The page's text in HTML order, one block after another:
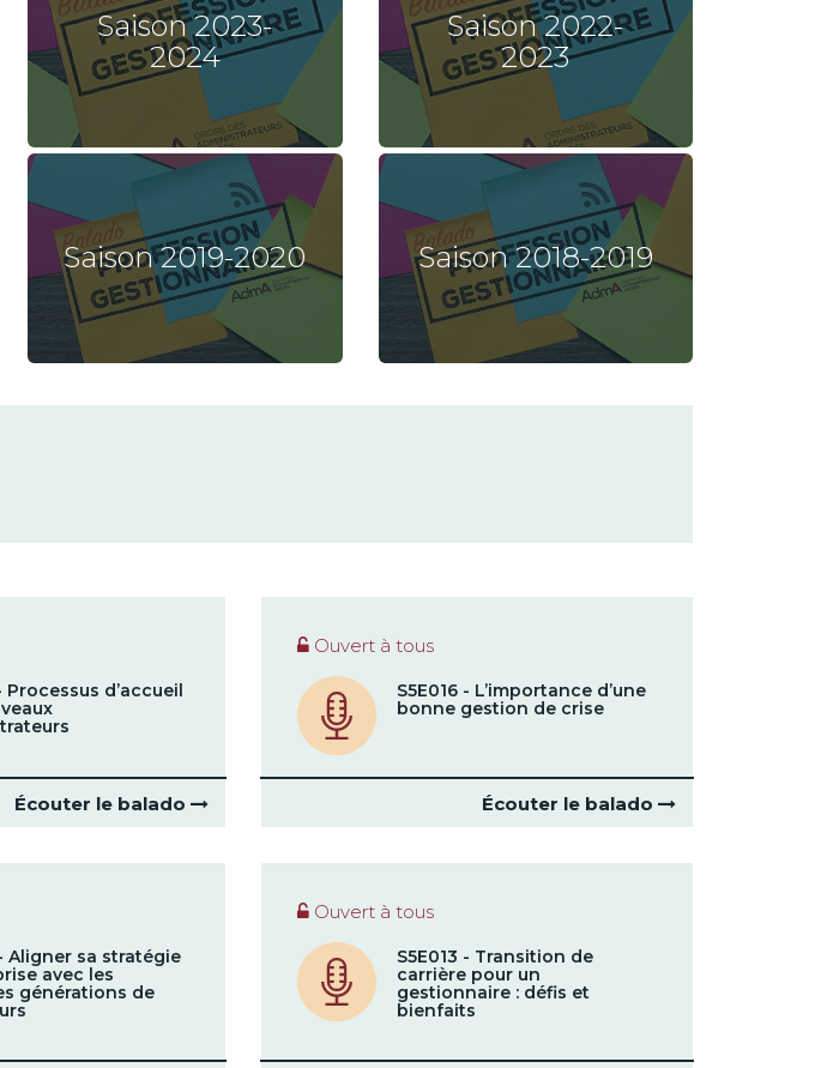
Saison 2023-
2024
Saison 2022-
2023
Saison 2019-2020 Saison 2018-2019
Processus d’accueil
Écouter le balado
Ouvert à tous
S5E016 - L’importance d’une
bonne gestion de crise
Écouter le balado
Aligner sa stratégie
avec les
générations de
Ouvert à tous
S5E013 - Transition de
carrière pour un
gestionnaire : défis et
bienfaits